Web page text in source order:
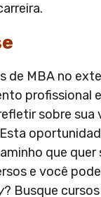
de MBA no
profissional
sobre sua
que quer
e você
? Busque